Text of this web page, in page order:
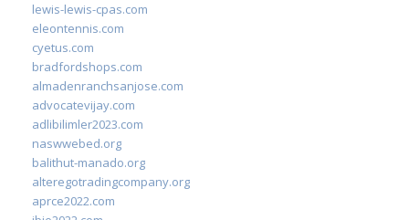
lewis-lewis-cpas.com
eleontennis.com
cyetus.com
bradfordshops.com
almadenranchsanjose.com
advocatevijay.com
adlibilimler2023.com
naswwebed.org
balithut-manado.org
alteregotradingcompany.org
aprce2022.com